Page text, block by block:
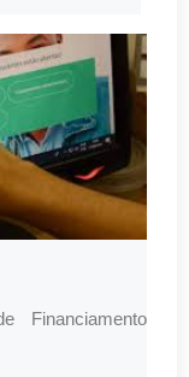
Financiamento